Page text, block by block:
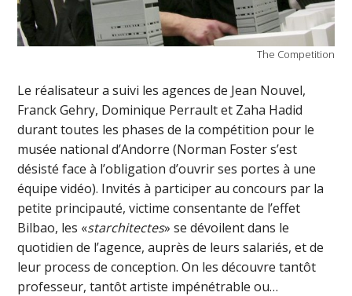
The Competition
Le réalisateur a suivi les agences de Jean Nouvel,
Franck Gehry, Dominique Perrault et Zaha Hadid
durant toutes les phases de la compétition pour le
musée national d’Andorre (Norman Foster s’est
désisté face à l’obligation d’ouvrir ses portes à une
équipe vidéo). Invités à participer au concours par la
petite principauté, victime consentante de l’effet
Bilbao, les «starchitectes» se dévoilent dans le
quotidien de l’agence, auprès de leurs salariés, et de
leur process de conception. On les découvre tantôt
professeur, tantôt artiste impénétrable ou…